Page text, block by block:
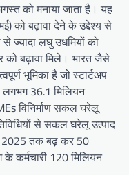
को मनाया जाता है। यह
को बढ़ावा देने के उद्देश्य से
से ज्यादा लघु उधमियों को
बढ़ावा मिले। भारत जैसे
भूमिका है जो स्टार्टअप
36.1 मिलियन
विनिर्माण सकल घरेलू
से सकल घरेलू उत्पाद
2025 तक बढ़ कर 50
के कर्मचारी 120 मिलियन